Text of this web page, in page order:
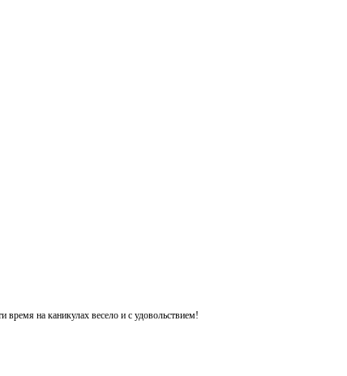
на каникулах весело и с удовольствием!